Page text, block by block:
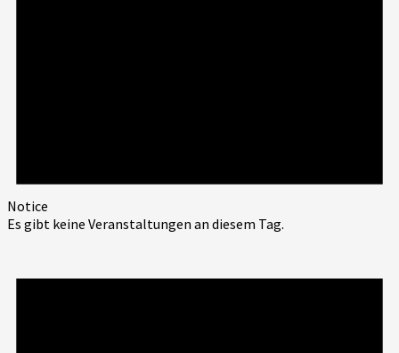
Notice
Es gibt keine Veranstaltungen an diesem Tag.